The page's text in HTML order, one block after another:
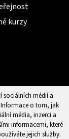
sociálních médií a
o tom, jak
média, inzerci a
informacemi, které
jejich služby.
kurzy